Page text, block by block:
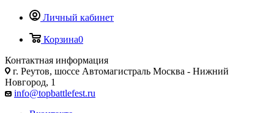
Личный кабинет
Корзина0
Контактная информация
г. Реутов, шоссе Автомагистраль Москва - Нижний
Новгород, 1
info@topbattlefest.ru